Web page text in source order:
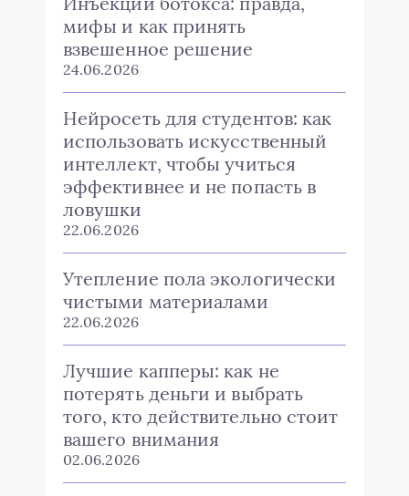
мифы и как принять
взвешенное решение
24.06.2026
Нейросеть для студентов: как
использовать искусственный
интеллект, чтобы учиться
эффективнее и не попасть в
ловушки
22.06.2026
Утепление пола экологически
чистыми материалами
22.06.2026
Лучшие капперы: как не
потерять деньги и выбрать
того, кто действительно стоит
вашего внимания
02.06.2026